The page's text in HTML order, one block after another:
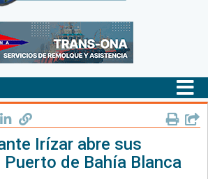
Irízar abre sus
de Bahía Blanca